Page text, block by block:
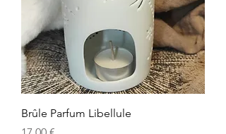
Brûle Parfum Libellule